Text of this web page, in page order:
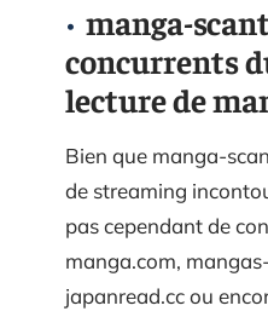
manga-
concurrents
lecture de
Bien que manga-
de streaming
pas cependant de
manga.com,
japanread.cc ou